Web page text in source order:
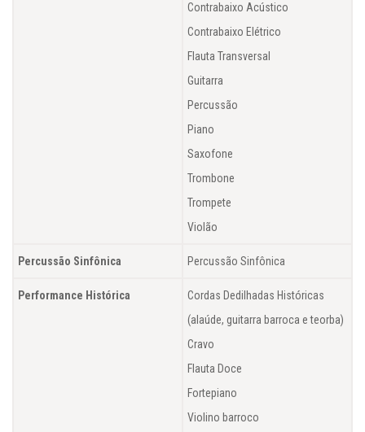
Contrabaixo Acústico
Contrabaixo Elétrico
Flauta Transversal
Guitarra
Percussão
Piano
Saxofone
Trombone
Trompete
Violão
Percussão Sinfônica Percussão Sinfônica
Performance Histórica
Cordas Dedilhadas Históricas
(alaúde, guitarra barroca e teorba)
Cravo
Flauta Doce
Fortepiano
Violino barroco